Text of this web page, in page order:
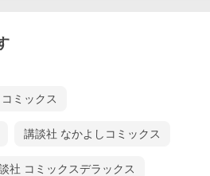
ミックス
講談社 なかよしコミックス
社 コミックスデラックス